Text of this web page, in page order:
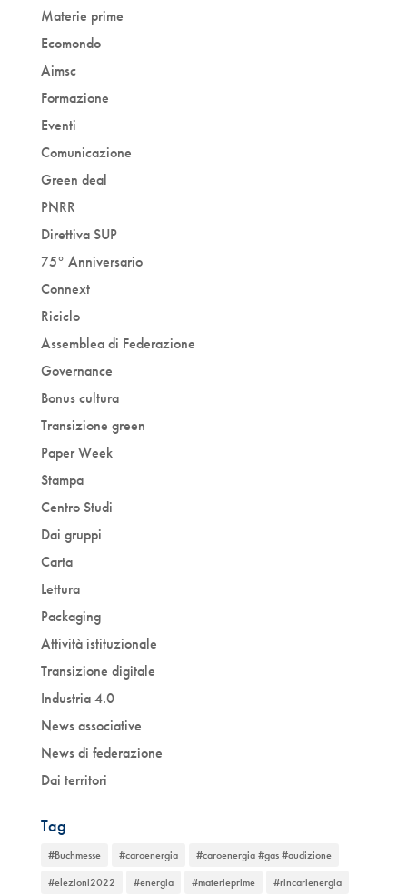
Materie prime
Ecomondo
Aimsc
Formazione
Eventi
Comunicazione
Green deal
PNRR
Direttiva SUP
75° Anniversario
Connext
Riciclo
Assemblea di Federazione
Governance
Bonus cultura
Transizione green
Paper Week
Stampa
Centro Studi
Dai gruppi
Carta
Lettura
Packaging
Attività istituzionale
Transizione digitale
Industria 4.0
News associative
News di federazione
Dai territori
Tag
#Buchmesse #caroenergia
#caroenergia #gas #audizione
#elezioni2022
#energia #materieprime
#rincarienergia